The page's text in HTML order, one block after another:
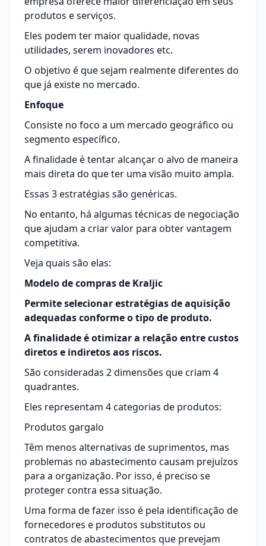
produtos e serviços.
Eles podem ter maior qualidade, novas
utilidades, serem inovadores etc.
O objetivo é que sejam realmente diferentes do
que já existe no mercado.
Enfoque
Consiste no foco a um mercado geográfico ou
segmento específico.
A finalidade é tentar alcançar o alvo de maneira
mais direta do que ter uma visão muito ampla.
Essas 3 estratégias são genéricas.
No entanto, há algumas técnicas de negociação
que ajudam a criar valor para obter vantagem
competitiva.
Veja quais são elas:
Modelo de compras de Kraljic
Permite selecionar estratégias de aquisição
adequadas conforme o tipo de produto.
A finalidade é otimizar a relação entre custos
diretos e indiretos aos riscos.
São consideradas 2 dimensões que criam 4
quadrantes.
Eles representam 4 categorias de produtos:
Produtos gargalo
Têm menos alternativas de suprimentos, mas
problemas no abastecimento causam prejuízos
para a organização. Por isso, é preciso se
proteger contra essa situação.
Uma forma de fazer isso é pela identificação de
fornecedores e produtos substitutos ou
contratos de abastecimentos que prevejam